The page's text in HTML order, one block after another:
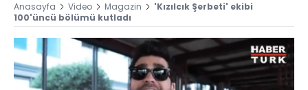
Anasayfa Video Magazin
'Kızılcık Şerbeti' ekibi
100'üncü bölümü kutladı